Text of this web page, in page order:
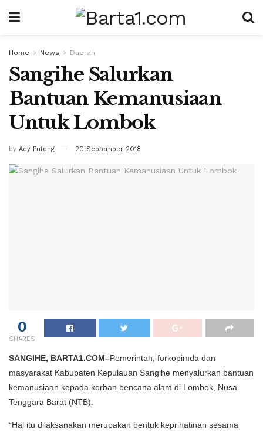
Home News Daerah
Sangihe Salurkan
Bantuan Kemanusiaan
Untuk Lombok
by Ady Putong 20 September 2018
0
SHARES
SANGIHE, BARTA1.COM–Pemerintah, forkopimda dan
masyarakat Kabupaten Kepulauan Sangihe menyalurkan bantuan
kemanusiaan kepada korban bencana alam di Lombok, Nusa
Tenggara Barat (NTB).
“Hal itu dilaksanakan merupakan bentuk keprihatinan sesama